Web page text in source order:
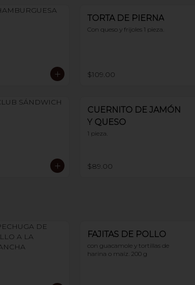
TORTA DE PIERNA
Con queso y frijoles 1 pieza.
$109.00
CUERNITO DE JAMÓN
Y QUESO
1 pieza.
$89.00
FAJITAS DE POLLO
con guacamole y tortillas de
harina o maíz. 200 g